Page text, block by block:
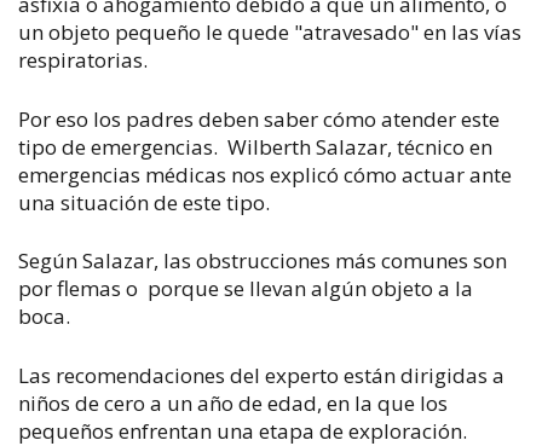
un objeto pequeño le quede "atravesado" en las vías
respiratorias.
Por eso los padres deben saber cómo atender este
tipo de emergencias. Wilberth Salazar, técnico en
emergencias médicas nos explicó cómo actuar ante
una situación de este tipo.
Según Salazar, las obstrucciones más comunes son
por flemas o porque se llevan algún objeto a la
boca.
Las recomendaciones del experto están dirigidas a
niños de cero a un año de edad, en la que los
pequeños enfrentan una etapa de exploración.